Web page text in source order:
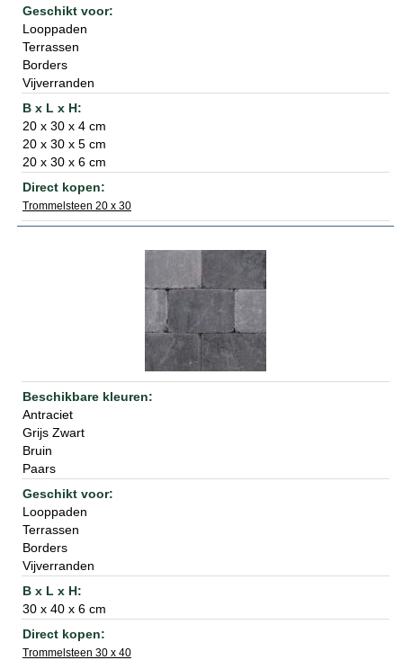
Looppaden
Terrassen
Borders
Vijverranden
20 x 30 x 4 cm
20 x 30 x 5 cm
20 x 30 x 6 cm
Trommelsteen 20 x 30
Antraciet
Grijs Zwart
Bruin
Paars
Looppaden
Terrassen
Borders
Vijverranden
30 x 40 x 6 cm
Trommelsteen 30 x 40